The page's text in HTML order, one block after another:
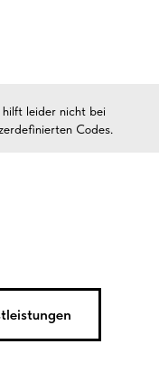
hilft leider nicht bei
Codes.